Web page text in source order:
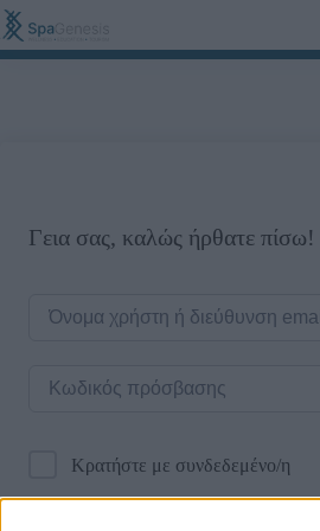
Γεια σας, καλώς ήρθατε πίσω!
Κρατήστε με συνδεδεμένο/η